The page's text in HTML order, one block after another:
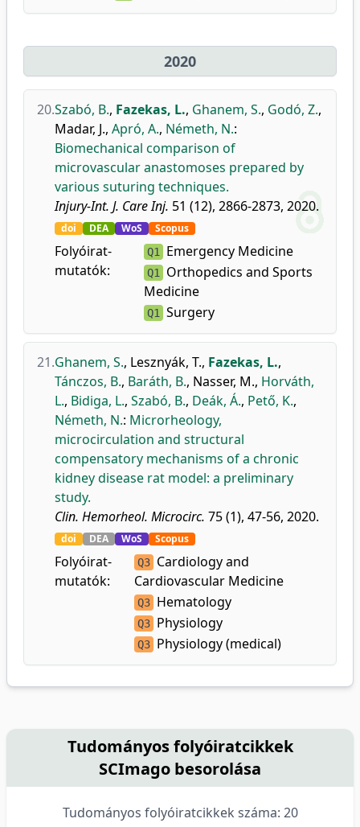
2020
20.Szabó, B., Fazekas, L., Ghanem, S., Godó, Z.,
Madar, J., Apró, A., Németh, N.:
Biomechanical comparison of
microvascular anastomoses prepared by
various suturing techniques.
Injury-Int. J. Care Inj. 51 (12), 2866-2873, 2020.
doi DEA WoS Scopus
Folyóirat-
mutatók:
Q1 Emergency Medicine
Q1 Orthopedics and Sports
Medicine
Q1 Surgery
21.Ghanem, S., Lesznyák, T., Fazekas, L.,
Tánczos, B., Baráth, B., Nasser, M., Horváth,
L., Bidiga, L., Szabó, B., Deák, Á., Pető, K.,
Németh, N.: Microrheology,
microcirculation and structural
compensatory mechanisms of a chronic
kidney disease rat model: a preliminary
study.
Clin. Hemorheol. Microcirc. 75 (1), 47-56, 2020.
doi DEA WoS Scopus
Folyóirat-
mutatók:
Q3 Cardiology and
Cardiovascular Medicine
Q3 Hematology
Q3 Physiology
Q3 Physiology (medical)
Tudományos folyóiratcikkek
SCImago besorolása
Tudományos folyóiratcikkek száma: 20